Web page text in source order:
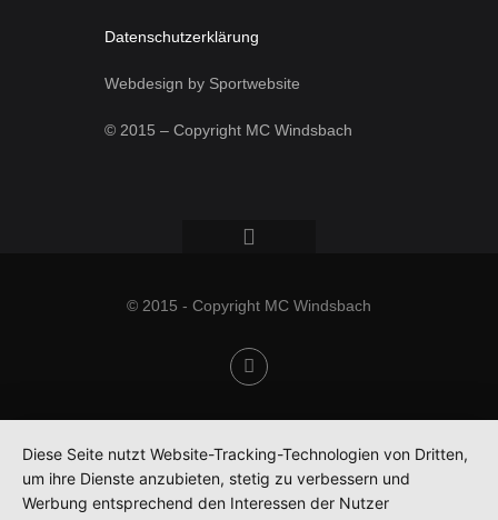
Datenschutzerklärung
Webdesign by Sportwebsite
© 2015 – Copyright MC Windsbach
© 2015 - Copyright MC Windsbach
Diese Seite nutzt Website-Tracking-Technologien von Dritten,
um ihre Dienste anzubieten, stetig zu verbessern und
Werbung entsprechend den Interessen der Nutzer